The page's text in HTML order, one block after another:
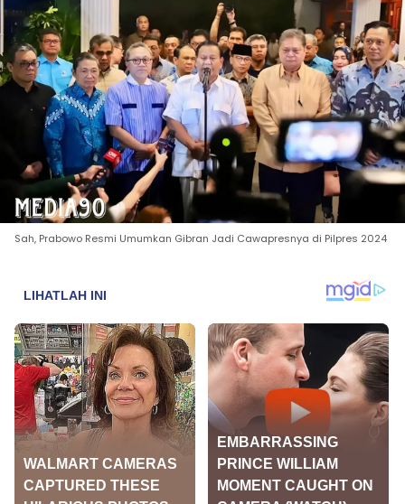
Sah, Prabowo Resmi Umumkan Gibran Jadi Cawapresnya di Pilpres 2024